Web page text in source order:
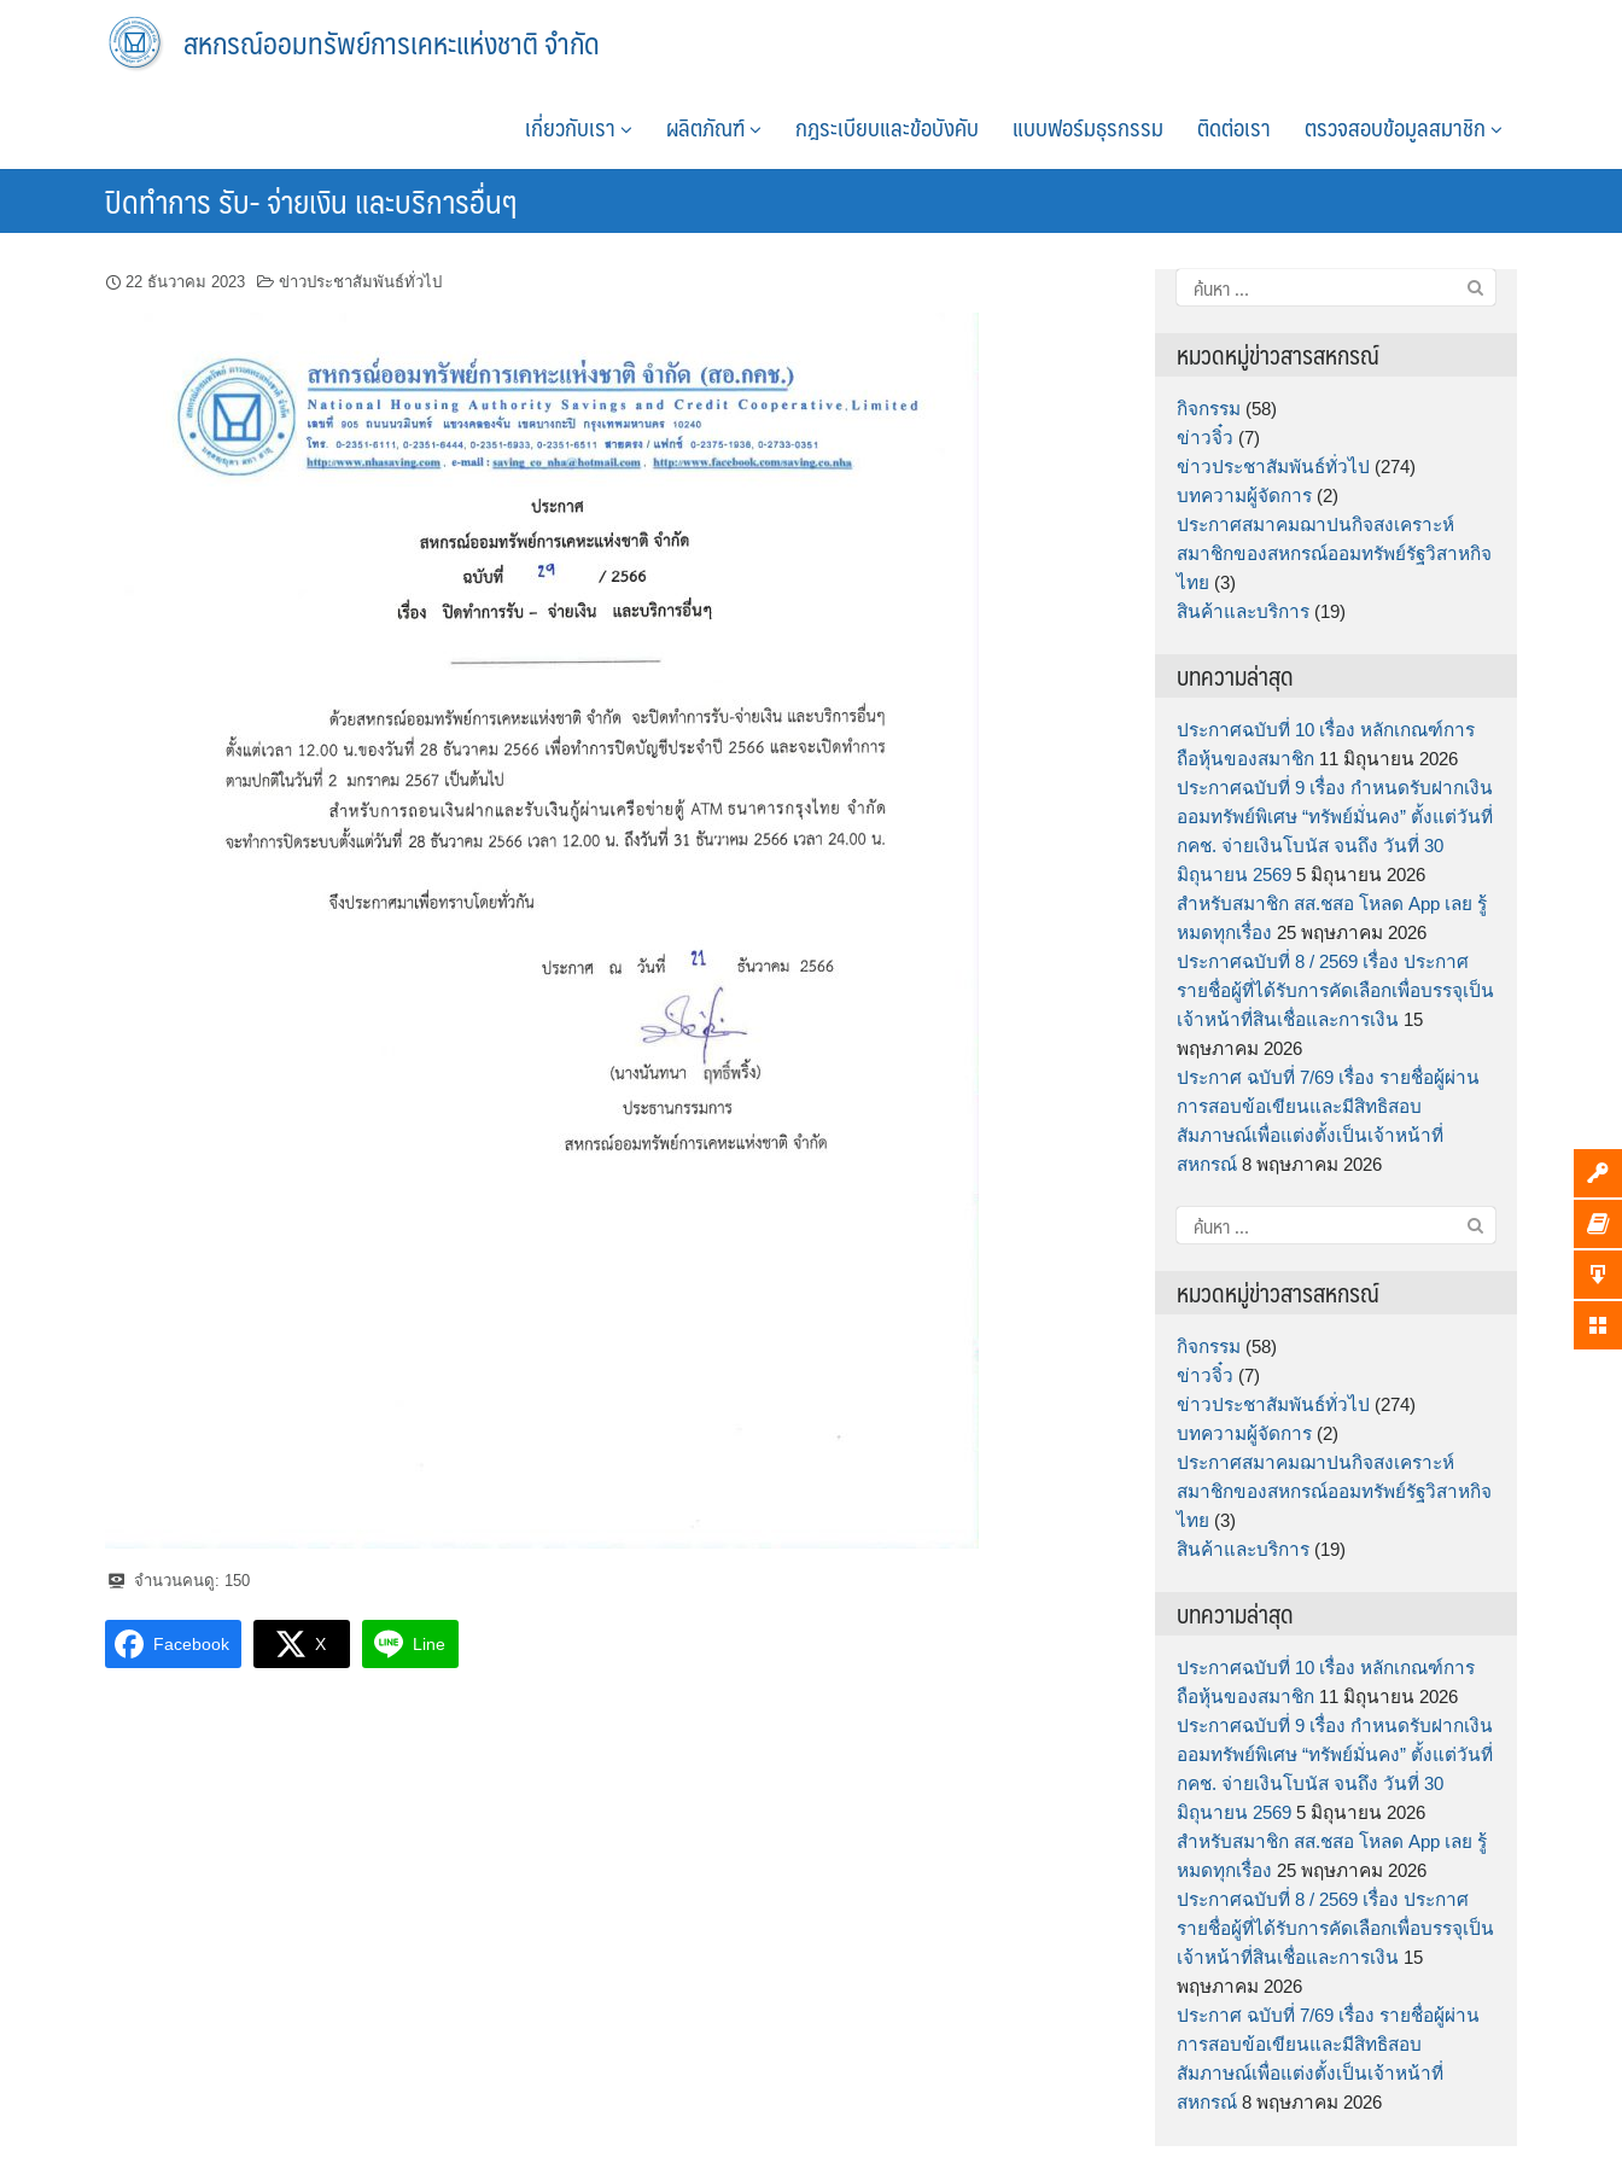
สหกรณ์ออมทรัพย์การเคหะแห่งชาติ จำกัด
เกี่ยวกับเรา ผลิตภัณฑ์ กฎระเบียบและข้อบังคับ แบบฟอร์มธุรกรรม ติดต่อเรา ตรวจสอบข้อมูลสมาชิก
ปิดทำการ รับ- จ่ายเงิน และบริการอื่นๆ
22 ธันวาคม 2023 ข่าวประชาสัมพันธ์ทั่วไป
จำนวนคนดู: 150
Facebook X Line
ค้นหา
สำหรับ:
หมวดหมู่ข่าวสารสหกรณ์
กิจกรรม (58)
ข่าวจิ๋ว (7)
ข่าวประชาสัมพันธ์ทั่วไป (274)
บทความผู้จัดการ (2)
ประกาศสมาคมฌาปนกิจสงเคราะห์
สมาชิกของสหกรณ์ออมทรัพย์รัฐวิสาหกิจ
ไทย (3)
สินค้าและบริการ (19)
บทความล่าสุด
ประกาศฉบับที่ 10 เรื่อง หลักเกณฑ์การ
ถือหุ้นของสมาชิก 11 มิถุนายน 2026
ประกาศฉบับที่ 9 เรื่อง กำหนดรับฝากเงิน
ออมทรัพย์พิเศษ “ทรัพย์มั่นคง” ตั้งแต่วันที่
กคช. จ่ายเงินโบนัส จนถึง วันที่ 30
มิถุนายน 2569 5 มิถุนายน 2026
สำหรับสมาชิก สส.ชสอ โหลด App เลย รู้
หมดทุกเรื่อง 25 พฤษภาคม 2026
ประกาศฉบับที่ 8 / 2569 เรื่อง ประกาศ
รายชื่อผู้ที่ได้รับการคัดเลือกเพื่อบรรจุเป็น
เจ้าหน้าที่สินเชื่อและการเงิน 15
พฤษภาคม 2026
ประกาศ ฉบับที่ 7/69 เรื่อง รายชื่อผู้ผ่าน
การสอบข้อเขียนและมีสิทธิสอบ
สัมภาษณ์เพื่อแต่งตั้งเป็นเจ้าหน้าที่
สหกรณ์ 8 พฤษภาคม 2026
ค้นหา
สำหรับ:
หมวดหมู่ข่าวสารสหกรณ์
กิจกรรม (58)
ข่าวจิ๋ว (7)
ข่าวประชาสัมพันธ์ทั่วไป (274)
บทความผู้จัดการ (2)
ประกาศสมาคมฌาปนกิจสงเคราะห์
สมาชิกของสหกรณ์ออมทรัพย์รัฐวิสาหกิจ
ไทย (3)
สินค้าและบริการ (19)
บทความล่าสุด
ประกาศฉบับที่ 10 เรื่อง หลักเกณฑ์การ
ถือหุ้นของสมาชิก 11 มิถุนายน 2026
ประกาศฉบับที่ 9 เรื่อง กำหนดรับฝากเงิน
ออมทรัพย์พิเศษ “ทรัพย์มั่นคง” ตั้งแต่วันที่
กคช. จ่ายเงินโบนัส จนถึง วันที่ 30
มิถุนายน 2569 5 มิถุนายน 2026
สำหรับสมาชิก สส.ชสอ โหลด App เลย รู้
หมดทุกเรื่อง 25 พฤษภาคม 2026
ประกาศฉบับที่ 8 / 2569 เรื่อง ประกาศ
รายชื่อผู้ที่ได้รับการคัดเลือกเพื่อบรรจุเป็น
เจ้าหน้าที่สินเชื่อและการเงิน 15
พฤษภาคม 2026
ประกาศ ฉบับที่ 7/69 เรื่อง รายชื่อผู้ผ่าน
การสอบข้อเขียนและมีสิทธิสอบ
สัมภาษณ์เพื่อแต่งตั้งเป็นเจ้าหน้าที่
สหกรณ์ 8 พฤษภาคม 2026